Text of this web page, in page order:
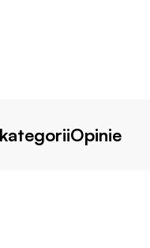
Opinie